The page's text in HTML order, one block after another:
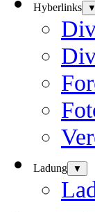
Hyberlinks ▼
Ladung ▼